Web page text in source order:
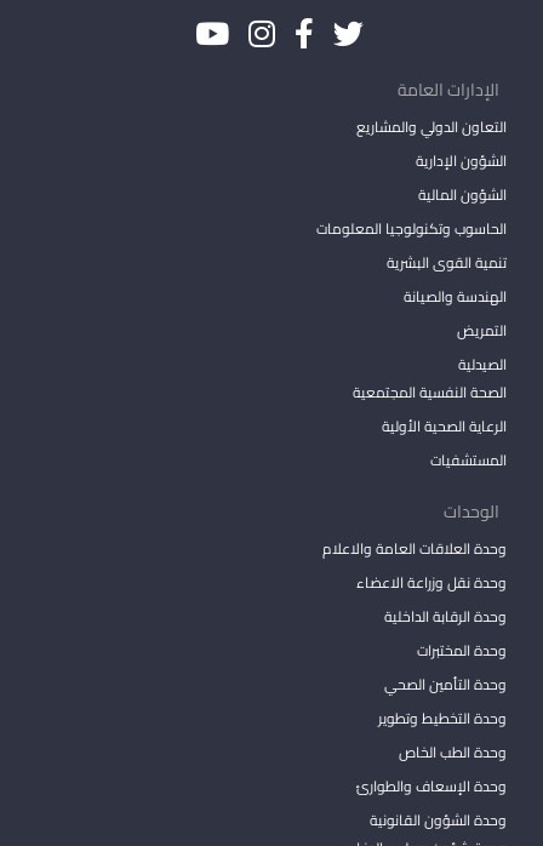
الإدارات العامة
التعاون الدولي والمشاريع
الشؤون الإدارية
الشؤون المالية
الحاسوب وتكنولوجيا المعلومات
تنمية القوى البشرية
الهندسة والصيانة
التمريض
الصيدلية
الصحة النفسية المجتمعية
الرعاية الصحية الأولية
المستشفيات
الوحدات
وحدة العلاقات العامة والاعلام
وحدة نقل وزراعة الاعضاء
وحدة الرقابة الداخلية
وحدة المختبرات
وحدة التأمين الصحي
وحدة التخطيط وتطوير
وحدة الطب الخاص
وحدة الإسعاف والطوارئ
وحدة الشؤون القانونية